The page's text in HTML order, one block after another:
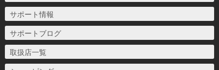
サポート情報
サポートブログ
取扱店一覧